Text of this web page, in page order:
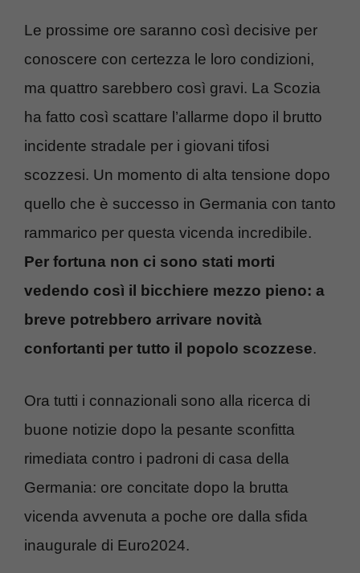
Le prossime ore saranno così decisive per
conoscere con certezza le loro condizioni,
ma quattro sarebbero così gravi. La Scozia
ha fatto così scattare l’allarme dopo il brutto
incidente stradale per i giovani tifosi
scozzesi. Un momento di alta tensione dopo
quello che è successo in Germania con tanto
rammarico per questa vicenda incredibile.
Per fortuna non ci sono stati morti
vedendo così il bicchiere mezzo pieno: a
breve potrebbero arrivare novità
confortanti per tutto il popolo scozzese.
Ora tutti i connazionali sono alla ricerca di
buone notizie dopo la pesante sconfitta
rimediata contro i padroni di casa della
Germania: ore concitate dopo la brutta
vicenda avvenuta a poche ore dalla sfida
inaugurale di Euro2024.